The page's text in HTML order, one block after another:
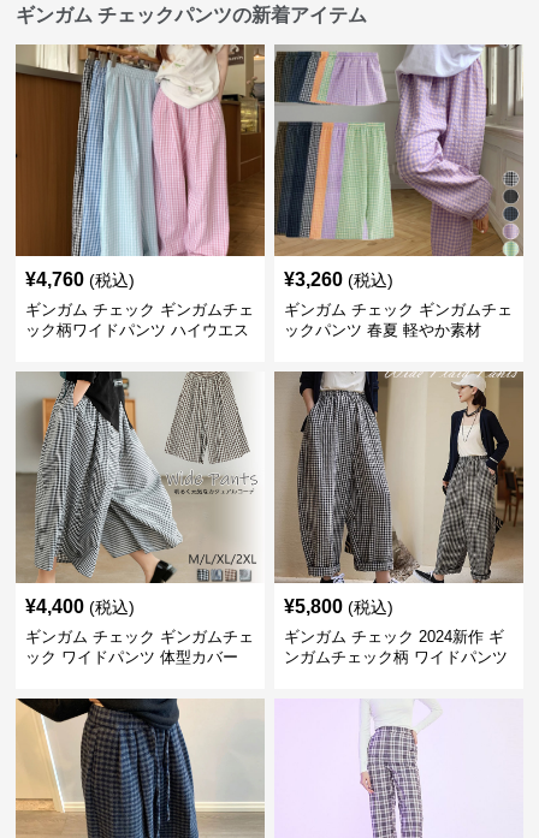
ギンガム チェックパンツの新着アイテム
¥4,760 (税込)
ギンガム チェック ギンガムチェ
ック柄ワイドパンツ ハイウエス
¥3,260 (税込)
ギンガム チェック ギンガムチェ
ックパンツ 春夏 軽やか素材
¥4,400 (税込)
ギンガム チェック ギンガムチェ
ック ワイドパンツ 体型カバー
¥5,800 (税込)
ギンガム チェック 2024新作 ギ
ンガムチェック柄 ワイドパンツ